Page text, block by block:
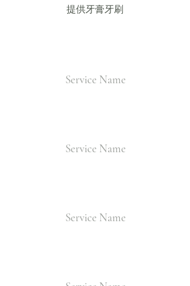
提供牙膏牙刷
Service Name
Service Name
Service Name